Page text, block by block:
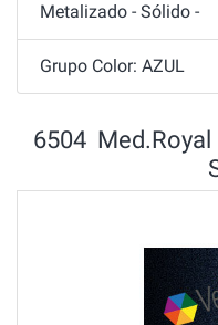
Metalizado - Sólido -
Grupo Color: AZUL
6504 Med.Royal